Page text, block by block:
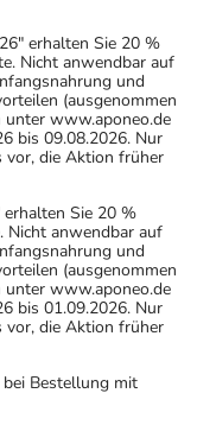
erhalten Sie 20 %
Nicht anwendbar auf
und
(ausgenommen
unter www.aponeo.de
bis 09.08.2026. Nur
vor, die Aktion früher
Sie 20 %
Nicht anwendbar auf
und
(ausgenommen
unter www.aponeo.de
bis 01.09.2026. Nur
vor, die Aktion früher
Bestellung mit